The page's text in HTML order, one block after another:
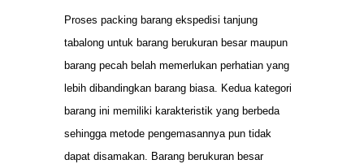
Proses packing barang ekspedisi tanjung
tabalong untuk barang berukuran besar maupun
barang pecah belah memerlukan perhatian yang
lebih dibandingkan barang biasa. Kedua kategori
barang ini memiliki karakteristik yang berbeda
sehingga metode pengemasannya pun tidak
dapat disamakan. Barang berukuran besar